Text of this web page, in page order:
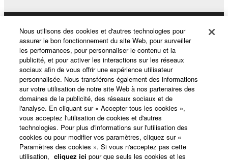
Produits et solutions
Actualités
A propos de Yamaha
France - French
Nous utilisons des cookies et d'autres technologies pour
assurer le bon fonctionnement du site Web, pour surveiller
les performances, pour personnaliser le contenu et la
publicité, et pour activer les interactions sur les réseaux
sociaux afin de vous offrir une expérience utilisateur
personnalisée. Nous transférons également des informations
sur votre utilisation de notre site Web à nos partenaires des
domaines de la publicité, des réseaux sociaux et de
l'analyse. En cliquant sur « Accepter tous les cookies »,
vous acceptez l'utilisation de cookies et d'autres
technologies. Pour plus d'informations sur l'utilisation des
cookies ou pour modifier vos paramètres, cliquez sur «
Paramètres des cookies ». Si vous n'acceptez pas cette
utilisation, cliquez ici pour que seuls les cookies et les